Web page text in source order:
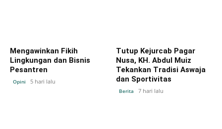
Mengawinkan Fikih
Lingkungan dan Bisnis
Pesantren
Opini 5 hari lalu
Tutup Kejurcab Pagar
Nusa, KH. Abdul Muiz
Tekankan Tradisi Aswaja
dan Sportivitas
Berita 7 hari lalu